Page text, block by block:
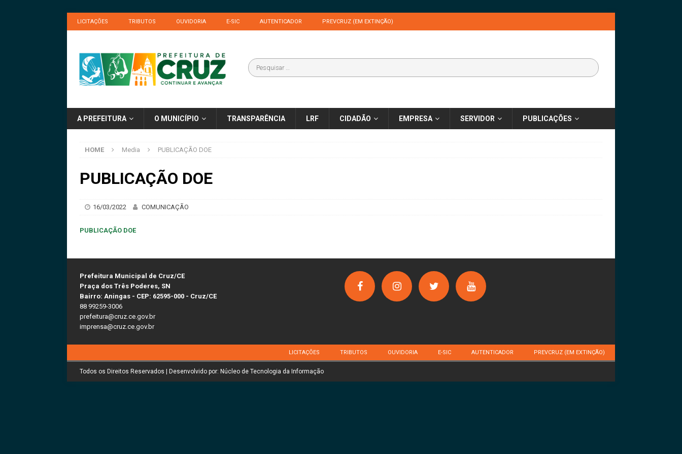
LICITAÇÕES TRIBUTOS OUVIDORIA E-SIC AUTENTICADOR PREVCRUZ (EM EXTINÇÃO)
A PREFEITURA O MUNICÍPIO TRANSPARÊNCIA LRF CIDADÃO EMPRESA SERVIDOR PUBLICAÇÕES
HOME Media PUBLICAÇÃO DOE
PUBLICAÇÃO DOE
16/03/2022 COMUNICAÇÃO
PUBLICAÇÃO DOE
Prefeitura Municipal de Cruz/CE
Praça dos Três Poderes, SN
Bairro: Aningas - CEP: 62595-000 - Cruz/CE
88 99259-3006
prefeitura@cruz.ce.gov.br
imprensa@cruz.ce.gov.br
LICITAÇÕES TRIBUTOS OUVIDORIA E-SIC AUTENTICADOR PREVCRUZ (EM EXTINÇÃO)
Todos os Direitos Reservados | Desenvolvido por: Núcleo de Tecnologia da Informação